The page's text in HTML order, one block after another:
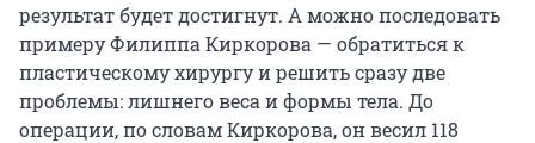
результат будет достигнут. А можно последовать
примеру Филиппа Киркорова — обратиться к
пластическому хирургу и решить сразу две
проблемы: лишнего веса и формы тела. До
операции, по словам Киркорова, он весил 118